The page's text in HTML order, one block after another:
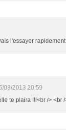
l'essayer
03/2013 20:59
te plaira !!!<br /> <br